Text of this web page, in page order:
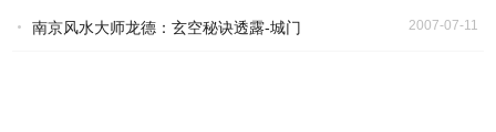
南京风水大师龙德：玄空秘诀透露-城门 2007-07-11